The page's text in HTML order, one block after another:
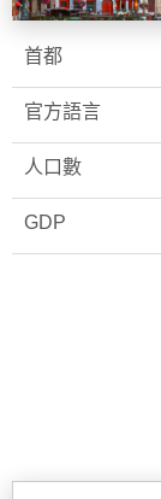
首都
官方語言
人口數
GDP